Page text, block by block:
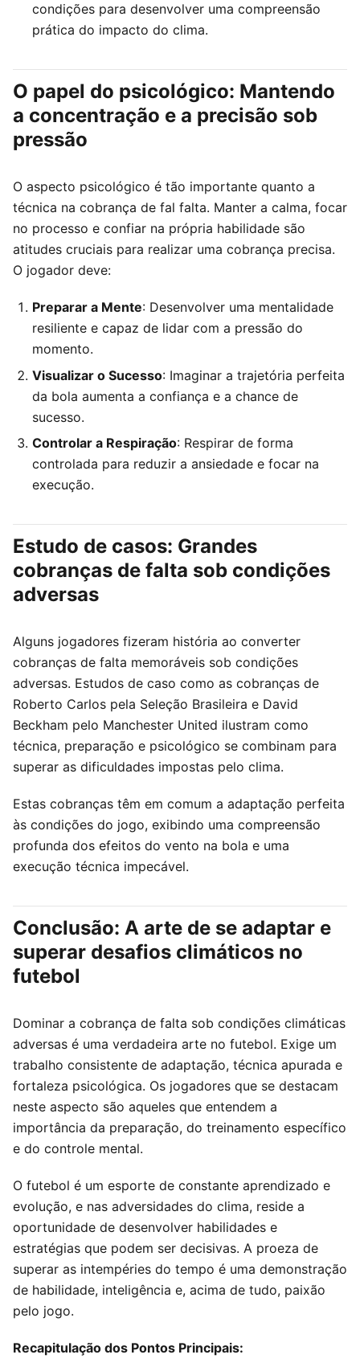
condições para desenvolver uma compreensão
prática do impacto do clima.
O papel do psicológico: Mantendo
a concentração e a precisão sob
pressão
O aspecto psicológico é tão importante quanto a
técnica na cobrança de fal falta. Manter a calma, focar
no processo e confiar na própria habilidade são
atitudes cruciais para realizar uma cobrança precisa.
O jogador deve:
Preparar a Mente: Desenvolver uma mentalidade
resiliente e capaz de lidar com a pressão do
momento.
Visualizar o Sucesso: Imaginar a trajetória perfeita
da bola aumenta a confiança e a chance de
sucesso.
Controlar a Respiração: Respirar de forma
controlada para reduzir a ansiedade e focar na
execução.
Estudo de casos: Grandes
cobranças de falta sob condições
adversas
Alguns jogadores fizeram história ao converter
cobranças de falta memoráveis sob condições
adversas. Estudos de caso como as cobranças de
Roberto Carlos pela Seleção Brasileira e David
Beckham pelo Manchester United ilustram como
técnica, preparação e psicológico se combinam para
superar as dificuldades impostas pelo clima.
Estas cobranças têm em comum a adaptação perfeita
às condições do jogo, exibindo uma compreensão
profunda dos efeitos do vento na bola e uma
execução técnica impecável.
Conclusão: A arte de se adaptar e
superar desafios climáticos no
futebol
Dominar a cobrança de falta sob condições climáticas
adversas é uma verdadeira arte no futebol. Exige um
trabalho consistente de adaptação, técnica apurada e
fortaleza psicológica. Os jogadores que se destacam
neste aspecto são aqueles que entendem a
importância da preparação, do treinamento específico
e do controle mental.
O futebol é um esporte de constante aprendizado e
evolução, e nas adversidades do clima, reside a
oportunidade de desenvolver habilidades e
estratégias que podem ser decisivas. A proeza de
superar as intempéries do tempo é uma demonstração
de habilidade, inteligência e, acima de tudo, paixão
pelo jogo.
Recapitulação dos Pontos Principais: